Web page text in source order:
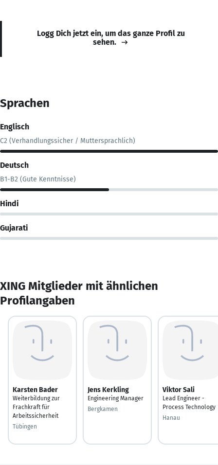
Logg Dich jetzt ein, um das ganze Profil zu
sehen.
Sprachen
Englisch
C2 (Verhandlungssicher / Muttersprachlich)
Deutsch
B1-B2 (Gute Kenntnisse)
Hindi
Gujarati
XING Mitglieder mit ähnlichen
Profilangaben
Karsten Bader
Weiterbildung zur
Frachkraft für
Arbeitssicherheit
Tübingen
Jens Kerkling
Engineering Manager
Bergkamen
Viktor Sali
Lead Engineer -
Process Technology
Hanau